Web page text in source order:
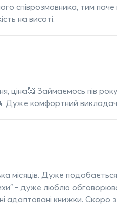
співрозмовника, тим
на висоті.
ціна🥰 Займаємось пів
Дуже комфортний
місяців. Дуже
- дуже люблю
адаптовані книжки. Скоро з